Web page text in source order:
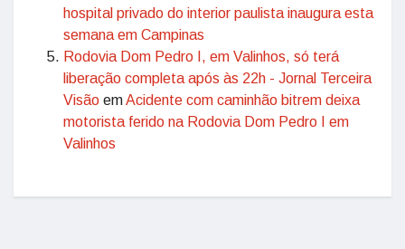
hospital privado do interior paulista inaugura esta
semana em Campinas
Rodovia Dom Pedro I, em Valinhos, só terá
liberação completa após às 22h - Jornal Terceira
Visão emAcidente com caminhão bitrem deixa
motorista ferido na Rodovia Dom Pedro I em
Valinhos